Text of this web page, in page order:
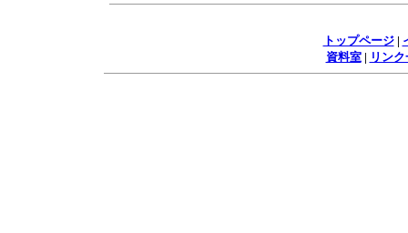
トップページ|
資料室| リン